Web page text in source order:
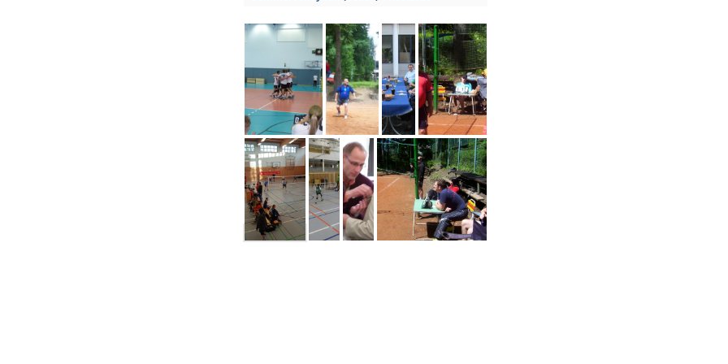
Spieltag Kreisuniom MOL/LOS Herren 22-23 am 27.11.2022 in Strausberg